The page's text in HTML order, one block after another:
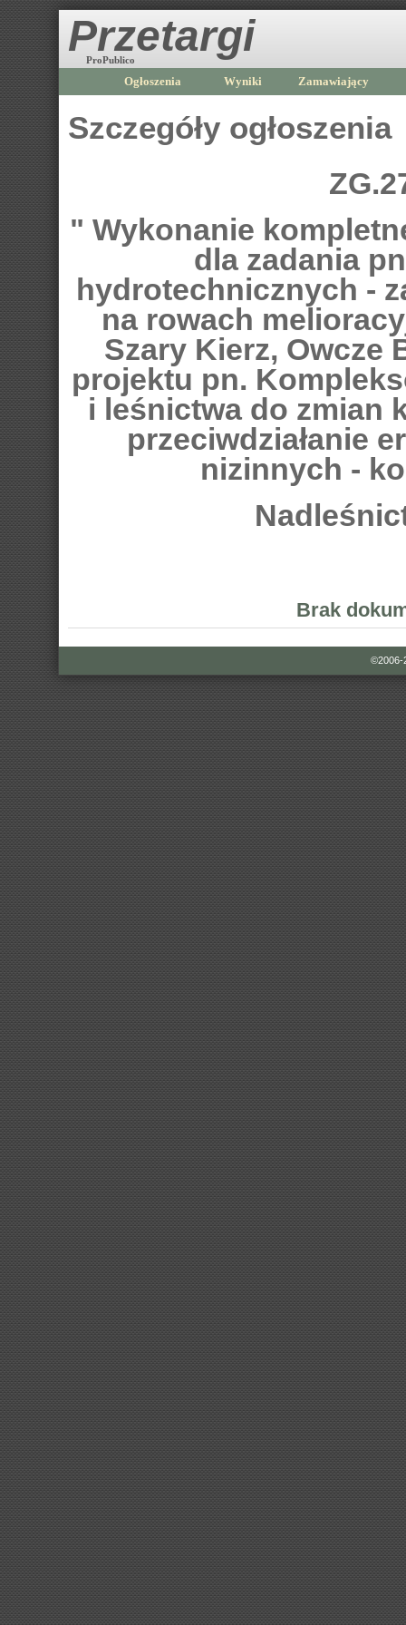
Przetargi
ProPublico
Ogłoszenia Wyniki Zamawiający
Szczegóły ogłoszenia
" Wykonanie
dla zadania
hydrotechnicznych -
na rowach
Szary Kierz, Owcze
projektu pn.
i leśnictwa do zmian
przeciwdziałanie
nizinnych -
Brak
©2006-